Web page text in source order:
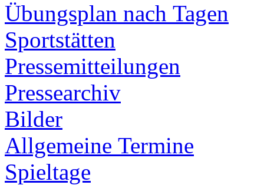
Übungsplan nach Tagen
Sportstätten
Pressemitteilungen
Pressearchiv
Bilder
Allgemeine Termine
Spieltage